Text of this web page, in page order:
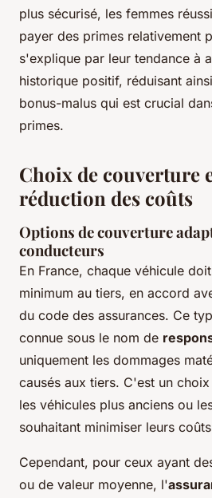
plus sécurisé, les femmes
payer des primes relativement
s'explique par leur tendance à
historique positif, réduisant
bonus-malus qui est crucial
primes.
Choix de couverture
réduction des coûts
Options de couverture
conducteurs
En France, chaque véhicule
minimum au tiers, en accord
du code des assurances. Ce
connue sous le nom de
uniquement les dommages
causés aux tiers. C'est un
les véhicules plus anciens ou
souhaitant minimiser leurs
Cependant, pour ceux ayant
ou de valeur moyenne, l'